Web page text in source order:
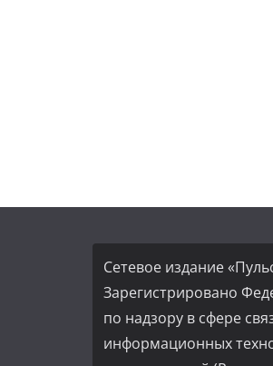
Сетевое издание
Зарегистрировано
по надзору в сфере
информационных